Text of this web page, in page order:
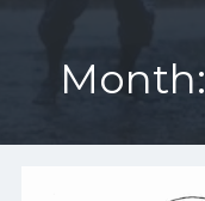
Month: